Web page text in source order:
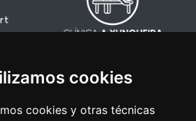
cookies
cookies y otras técnicas